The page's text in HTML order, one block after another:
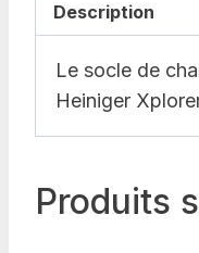
Description
Le socle de
Heiniger
Produits